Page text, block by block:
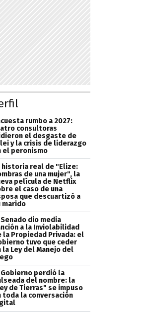
rumbo a 2027:
consultoras
el desgaste de
y la crisis de liderazgo
el peronismo
historia real de "Elize:
de una mujer", la
película de Netflix
el caso de una
que descuartizó a
marido
Senado dio media
a la Inviolabilidad
la Propiedad Privada: el
tuvo que ceder
la Ley del Manejo del
Gobierno perdió la
del nombre: la
de Tierras" se impuso
toda la conversación